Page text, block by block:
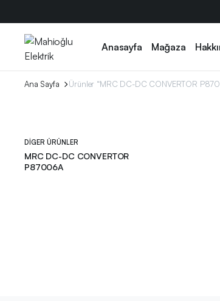
Anasayfa Mağaza
Ana Sayfa Ürünler “MRC DC-DC CONVERTOR
DIGER ÜRÜNLER
MRC DC-DC CONVERTOR
P87006A